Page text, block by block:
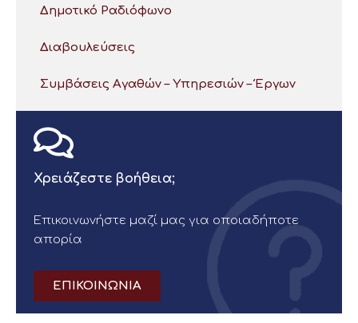
Δημοτικό Ραδιόφωνο
Διαβουλεύσεις
Συμβάσεις Αγαθών – Υπηρεσιών – Έργων
Χρειάζεστε βοήθεια;
Επικοινωνήστε μαζί μας για οποιαδήποτε
απορία
ΕΠΙΚΟΙΝΩΝΙΑ